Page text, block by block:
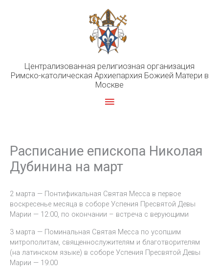
Централизованная религиозная организация
Римско-католическая Архиепархия Божией Матери в
Москве
Главное
Расписание епископа Николая
Дубинина на март
2 марта — Понтификальная Святая Месса в первое
воскресенье месяца в соборе Успения Пресвятой Девы
Марии — 12:00, по окончании – встреча с верующими
3 марта — Поминальная Святая Месса по усопшим
митрополитам, священнослужителям и благотворителям
(на латинском языке) в соборе Успения Пресвятой Девы
Марии — 19:00